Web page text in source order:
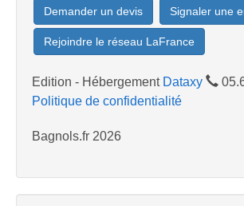
Demander un devis Signaler une
Rejoindre le réseau LaFrance
Edition - Hébergement Dataxy
Politique de confidentialité
Bagnols.fr 2026